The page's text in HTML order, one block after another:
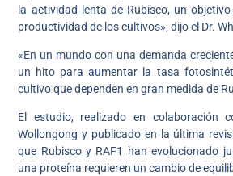
la actividad lenta de Rubisco, un
productividad de los cultivos», dijo el Dr.
«En un mundo con una demanda
un hito para aumentar la tasa
cultivo que dependen en gran medida de
El estudio, realizado en colaboración
Wollongong y publicado en la última
que Rubisco y RAF1 han evolucionado
una proteína requieren un cambio de